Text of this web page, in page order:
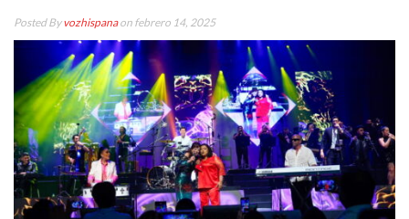
Posted Byvozhispanaon febrero 14, 2025